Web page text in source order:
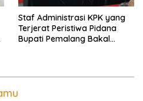
Staf Administrasi KPK yang
Terjerat Peristiwa Pidana
Bupati Pemalang Bakal